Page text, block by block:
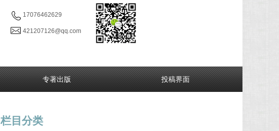
17076462629
421207126@qq.com
专著出版 投稿界面
栏目分类